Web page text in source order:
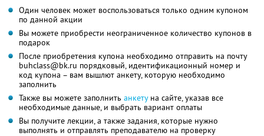
Один человек может воспользоваться только одним купоном
по данной акции
Вы можете приобрести неограниченное количество купонов в
подарок
После приобретения купона необходимо отправить на почту
buhclass@bk.ru порядковый, идентификационный номер и
код купона – вам вышлют анкету, которую необходимо
заполнить
Также вы можете заполнить анкетуна сайте, указав все
необходимые данные, и выбрать вариант оплаты
Вы получите лекции, а также задания, которые нужно
выполнять и отправлять преподавателю на проверку